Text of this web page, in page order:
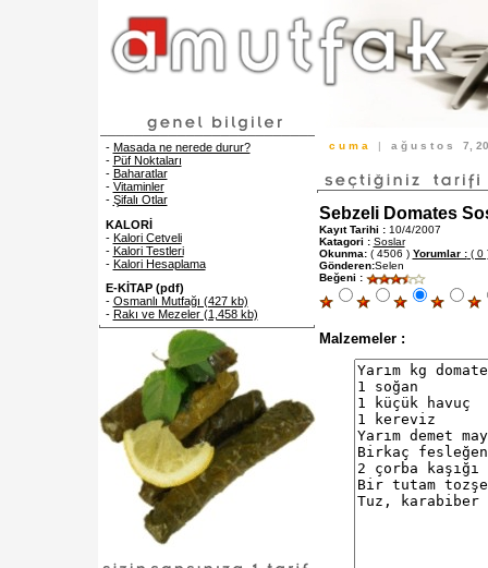
- Masada ne nerede durur?
- Püf Noktaları
- Baharatlar
- Vitaminler
- Şifalı Otlar
KALORİ
- Kalori Cetveli
- Kalori Testleri
- Kalori Hesaplama
E-KİTAP (pdf)
- Osmanlı Mutfağı (427 kb)
- Rakı ve Mezeler (1,458 kb)
c u m a | a ğ u s t o s 7,
Sebzeli Domates
Kayıt Tarihi :10/4/2007
Katagori : Soslar
Okunma:( 4506 ) Yorumlar :( 0
Gönderen:Selen
Beğeni :
Malzemeler :